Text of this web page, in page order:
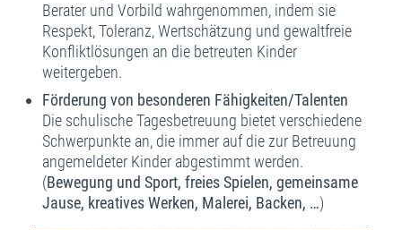
Berater und Vorbild wahrgenommen, indem sie
Respekt, Toleranz, Wertschätzung und gewaltfreie
Konfliktlösungen an die betreuten Kinder
weitergeben.
Förderung von besonderen Fähigkeiten/Talenten
Die schulische Tagesbetreuung bietet verschiedene
Schwerpunkte an, die immer auf die zur Betreuung
angemeldeter Kinder abgestimmt werden.
(Bewegung und Sport, freies Spielen, gemeinsame
Jause, kreatives Werken, Malerei, Backen, …)